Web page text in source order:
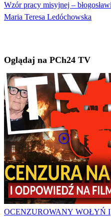
Wzór pracy misyjnej – błogosławiona
Maria Teresa Ledóchowska
Oglądaj na PCh24 TV
OCENZUROWANY WOŁYŃ I